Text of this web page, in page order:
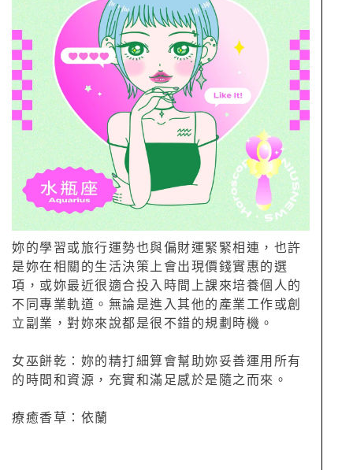
妳的學習或旅行運勢也與偏財運緊緊相連，也許
是妳在相關的生活決策上會出現價錢實惠的選
項，或妳最近很適合投入時間上課來培養個人的
不同專業軌道。無論是進入其他的產業工作或創
立副業，對妳來說都是很不錯的規劃時機。
女巫餅乾：妳的精打細算會幫助妳妥善運用所有
的時間和資源，充實和滿足感於是隨之而來。
療癒香草：依蘭